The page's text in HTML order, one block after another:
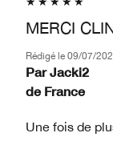
MERCI
Rédigé le 09/07/
Par Jacki2
de France
Une fois de